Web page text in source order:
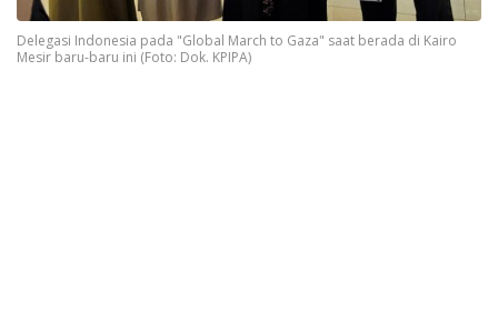
Delegasi Indonesia pada "Global March to Gaza" saat berada di Kairo
Mesir baru-baru ini (Foto: Dok. KPIPA)